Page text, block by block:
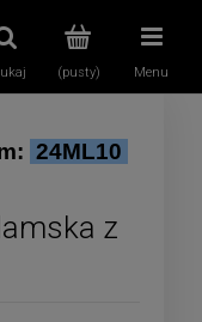
(pusty) Menu
24ML10
z